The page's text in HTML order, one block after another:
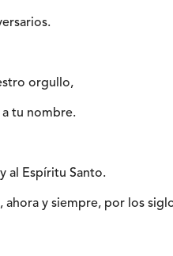
orgullo,
tu nombre.
al Espíritu Santo.
y siempre, por los